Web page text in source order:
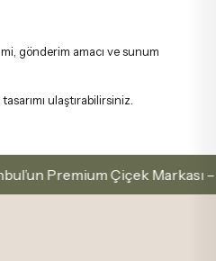
gönderim amacı ve sunum
ulaştırabilirsiniz.
Çiçek Markası – Zarafetle